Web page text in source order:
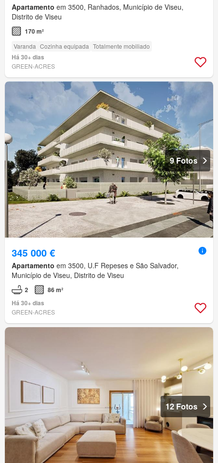
Apartamento em 3500, Ranhados, Município de Viseu,
Distrito de Viseu
170 m²
Varanda Cozinha equipada Totalmente mobiliado
Há 30+ dias
GREEN-ACRES
9 Fotos
345 000 €
Apartamento em 3500, U.F Repeses e São Salvador,
Município de Viseu, Distrito de Viseu
2
86 m²
Há 30+ dias
GREEN-ACRES
12 Fotos